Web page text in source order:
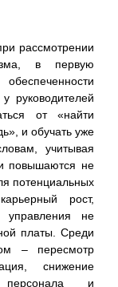
рассмотрении
в первую
руководителей
от «найти
и обучать уже
учитывая
повышаются не
потенциальных
рост,
управления не
платы. Среди
– пересмотр
снижение
и